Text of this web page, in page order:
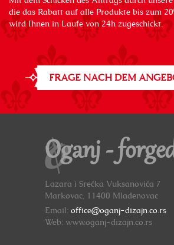
die das Rabatt auf alle Produkte bis zum
wird Ihnen in Laufe von 24h zugeschickt.
FRAGE NACH DEM
Oganj -
Lazara i Srećka Vuksanovića 7
Markovac, 11400 Mladenovac
Email: office@oganj-dizajn.co.rs
Web: www.oganj-dizajn.co.rs